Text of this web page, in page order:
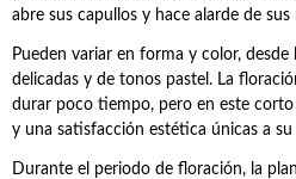
abre sus capullos y hace alarde de
Pueden variar en forma y color, desde
delicadas y de tonos pastel. La
durar poco tiempo, pero en este
y una satisfacción estética únicas a
Durante el periodo de floración, la